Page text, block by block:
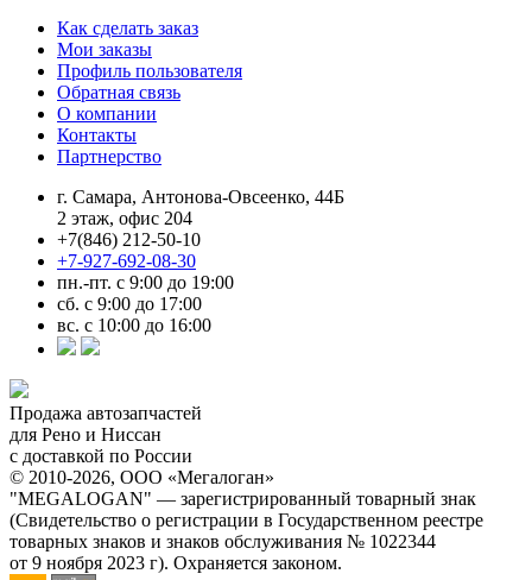
Как сделать заказ
Мои заказы
Профиль пользователя
Обратная связь
О компании
Контакты
Партнерство
г. Самара, Антонова-Овсеенко, 44Б
2 этаж, офис 204
+7(846) 212-50-10
+7-927-692-08-30
пн.-пт. с 9:00 до 19:00
сб. с 9:00 до 17:00
вс. с 10:00 до 16:00
Продажа автозапчастей
для Рено и Ниссан
с доставкой по России
© 2010-2026, ООО «Мегалоган»
"MEGALOGAN" — зарегистрированный товарный знак
(Свидетельство о регистрации в Государственном реестре
товарных знаков и знаков обслуживания № 1022344
от 9 ноября 2023 г). Охраняется законом.